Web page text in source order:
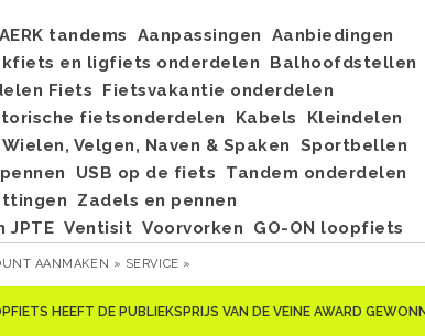
tandems Aanpassingen
Aanbiedingen
en ligfiets onderdelen
Balhoofdstellen
Fiets
Fietsvakantie onderdelen
fietsonderdelen Kabels
Kleindelen
Wielen, Velgen, Naven & Spaken
Sportbellen
USB op de fiets
Tandem onderdelen
Zadels en pennen
JPTE Ventisit Voorvorken GO-ON loopfiets
AANMAKEN » SERVICE »
HEEFT DE PUBLIEKSPRIJS VAN DE VEINE AWARD